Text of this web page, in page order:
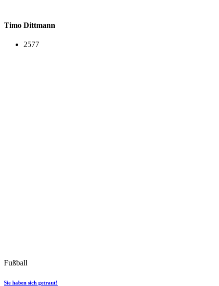
Timo Dittmann
2577
Fußball
Sie haben sich getraut!